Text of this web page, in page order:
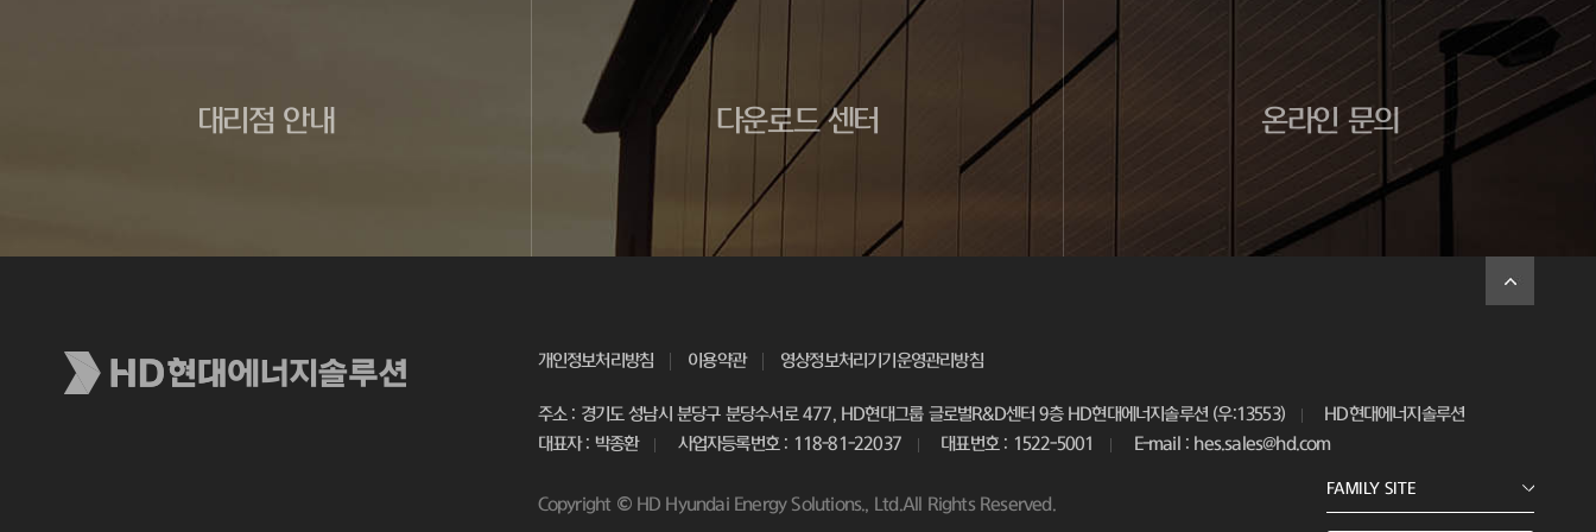
대리점 안내 다운로드 센터 온라인 문의
개인정보처리방침 이용약관 영상정보처리기기운영관리방침
주소 : 경기도 성남시 분당구 분당수서로 477, HD현대그룹 글로벌R&D센터 9층 HD현대에너지솔루션 (우:13553)
HD현대에너지솔루션
대표자 : 박종환
사업자등록번호 : 118-81-22037 대표번호 : 1522-5001 E-mail : hes.sales@hd.com
Copyright © HD Hyundai Energy Solutions., Ltd.All Rights Reserved.